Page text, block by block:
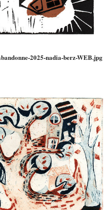
2025-nadia-berz-WEB.jpg